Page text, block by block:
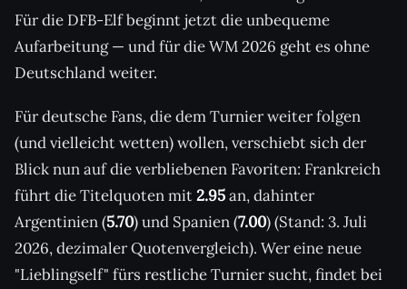
Für die DFB-Elf beginnt jetzt die unbequeme
Aufarbeitung — und für die WM 2026 geht es ohne
Deutschland weiter.
Für deutsche Fans, die dem Turnier weiter folgen
(und vielleicht wetten) wollen, verschiebt sich der
Blick nun auf die verbliebenen Favoriten: Frankreich
führt die Titelquoten mit2.95an, dahinter
Argentinien (5.70) und Spanien (7.00) (Stand: 3. Juli
2026, dezimaler Quotenvergleich). Wer eine neue
"Lieblingself" fürs restliche Turnier sucht, findet bei